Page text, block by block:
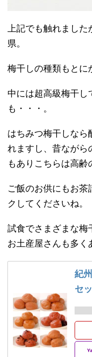
上記でも触れまし
県。
梅干しの種類もとに
中には超高級梅干
も・・・。
はちみつ梅干しなら
れますし、昔ながら
もありこちらは高齢
ご飯のお供にもお茶
クしてくださいね。
試食でさまざまな梅
お土産屋さんも多く
紀
セ